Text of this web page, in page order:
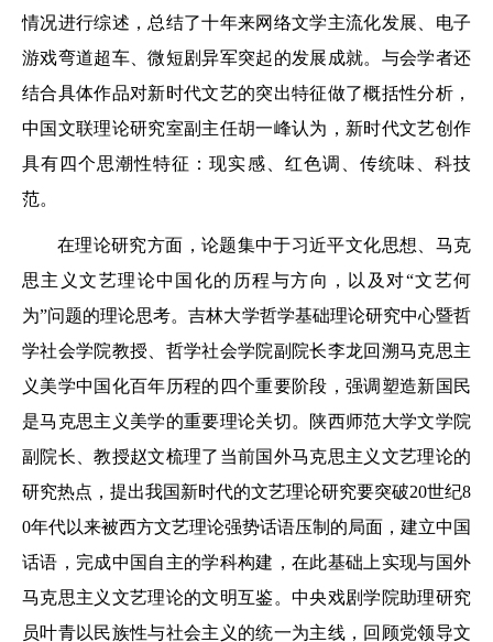
情况进行综述，总结了十年来网络文学主流化发展、电子
游戏弯道超车、微短剧异军突起的发展成就。与会学者还
结合具体作品对新时代文艺的突出特征做了概括性分析，
中国文联理论研究室副主任胡一峰认为，新时代文艺创作
具有四个思潮性特征：现实感、红色调、传统味、科技
范。
在理论研究方面，论题集中于习近平文化思想、马克
思主义文艺理论中国化的历程与方向，以及对“文艺何
为”问题的理论思考。吉林大学哲学基础理论研究中心暨哲
学社会学院教授、哲学社会学院副院长李龙回溯马克思主
义美学中国化百年历程的四个重要阶段，强调塑造新国民
是马克思主义美学的重要理论关切。陕西师范大学文学院
副院长、教授赵文梳理了当前国外马克思主义文艺理论的
研究热点，提出我国新时代的文艺理论研究要突破20世纪8
0年代以来被西方文艺理论强势话语压制的局面，建立中国
话语，完成中国自主的学科构建，在此基础上实现与国外
马克思主义文艺理论的文明互鉴。中央戏剧学院助理研究
员叶青以民族性与社会主义的统一为主线，回顾党领导文